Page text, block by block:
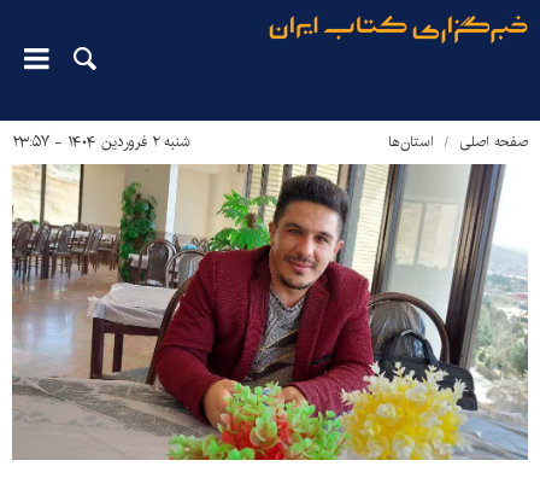
صفحه اصلی استان‌ها شنبه ۲ فروردین ۱۴۰۴ - ۲۳:۵۷